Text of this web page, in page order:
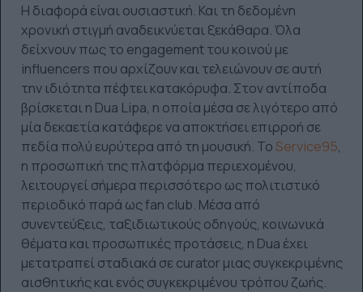
Η διαφορά είναι ουσιαστική. Και τη δεδομένη
χρονική στιγμή αναδεικνύεται ξεκάθαρα. Όλα
δείχνουν πως το engagement του κοινού με
influencers που αρχίζουν και τελειώνουν σε αυτή
την ιδιότητα πέφτει κατακόρυφα. Στον αντίποδα
βρίσκεται η Dua Lipa, η οποία μέσα σε λιγότερο από
μία δεκαετία κατάφερε να αποκτήσει επιρροή σε
πεδία πολύ ευρύτερα από τη μουσική. ΤοService95,
η προσωπική της πλατφόρμα περιεχομένου,
λειτουργεί σήμερα περισσότερο ως πολιτιστικό
περιοδικό παρά ως fan club. Μέσα από
συνεντεύξεις, ταξιδιωτικούς οδηγούς, κοινωνικά
θέματα και προσωπικές προτάσεις, η Dua έχει
μετατραπεί σταδιακά σε curator μιας συγκεκριμένης
αισθητικής και ενός συγκεκριμένου τρόπου ζωής.